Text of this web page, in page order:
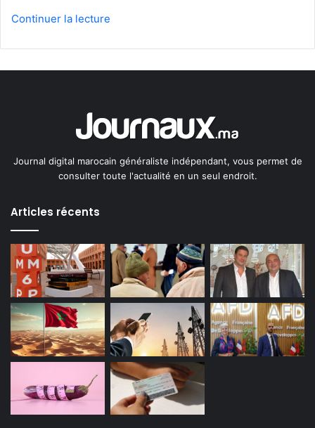
Continuer la lecture
Journal digital marocain généraliste indépendant, vous permet de
consulter toute l'actualité en un seul endroit.
Articles récents